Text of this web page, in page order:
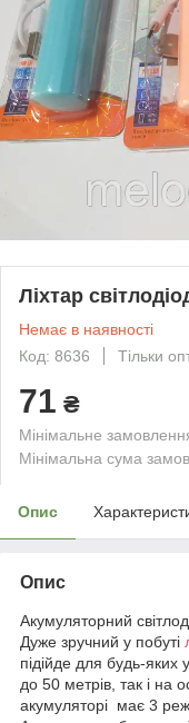
Ліхтар
Немає в наявності
Код: 8636
Тільки
71 ₴
Мінімальне
Мінімальна сума
Опис
Опис
Акумуляторний
Дуже зручний у побуті
підійде для будь-яких
до 50 метрів, так і на
акумуляторі має 3